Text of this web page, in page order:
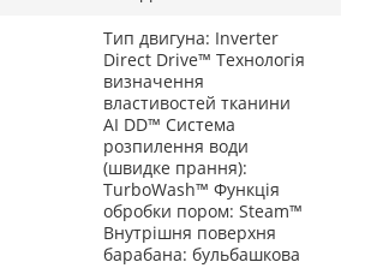
завантажувати додаткові програми
пральною машиною за
Пральна машина може стати
дому», де всі пристрої LG об'єднані
голосового помічника**, що
комфортнішим.
голосових помічників та
що підтримуються, залежить від
Тип двигуна: Inverter
Direct Drive™ Технологія
визначення
властивостей тканини
AI DD™ Система
розпилення води
(швидке прання):
TurboWash™ Функція
обробки пором: Steam™
Внутрішня поверхня
барабана: бульбашкова